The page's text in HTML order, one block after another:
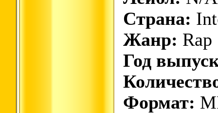
Страна:
Жанр:
Год
Формат: